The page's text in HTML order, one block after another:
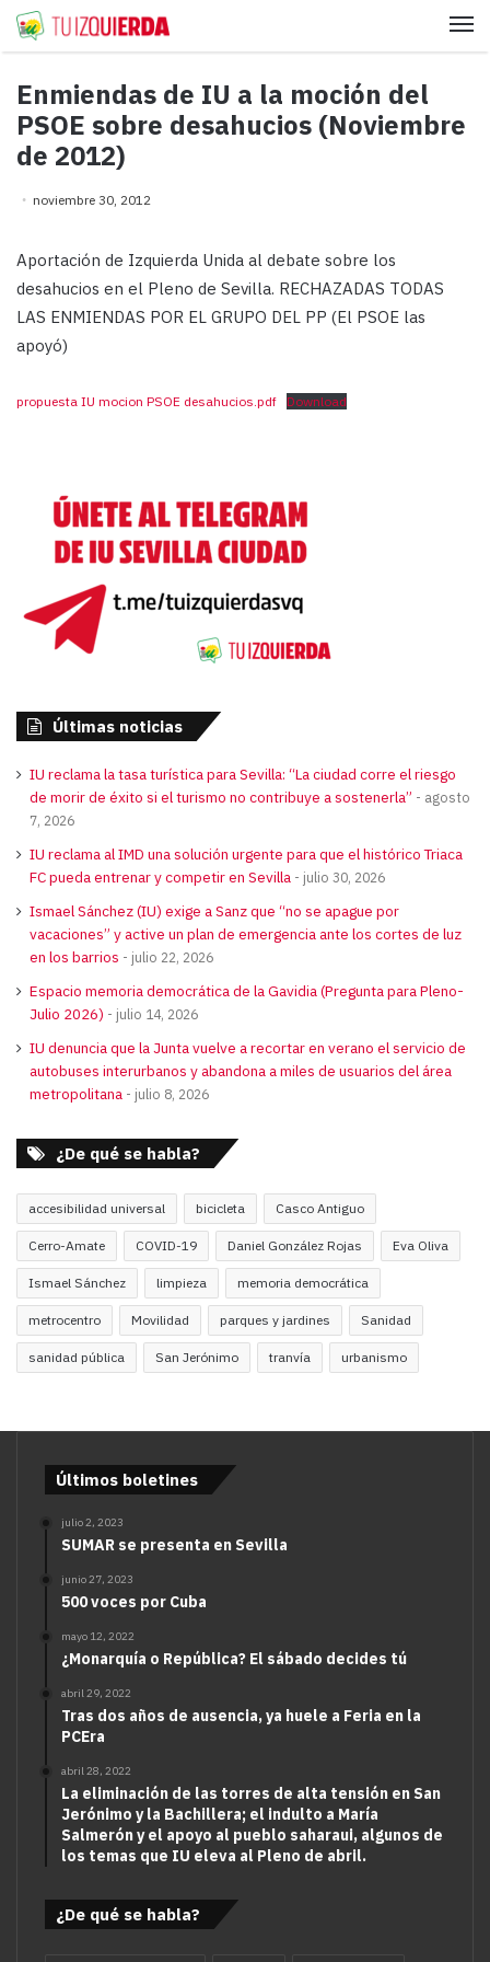
Enmiendas de IU a la moción del
PSOE sobre desahucios (Noviembre
de 2012)
noviembre 30, 2012
Aportación de Izquierda Unida al debate sobre los
desahucios en el Pleno de Sevilla. RECHAZADAS TODAS
LAS ENMIENDAS POR EL GRUPO DEL PP (El PSOE las
apoyó)
propuesta IU mocion PSOE desahucios.pdf Download
Últimas noticias
IU reclama la tasa turística para Sevilla: “La ciudad corre el riesgo
de morir de éxito si el turismo no contribuye a sostenerla”
agosto
7, 2026
IU reclama al IMD una solución urgente para que el histórico Triaca
FC pueda entrenar y competir en Sevilla
julio 30, 2026
Ismael Sánchez (IU) exige a Sanz que “no se apague por
vacaciones” y active un plan de emergencia ante los cortes de luz
en los barrios
julio 22, 2026
Espacio memoria democrática de la Gavidia (Pregunta para Pleno-
Julio 2026)
julio 14, 2026
IU denuncia que la Junta vuelve a recortar en verano el servicio de
autobuses interurbanos y abandona a miles de usuarios del área
metropolitana
julio 8, 2026
¿De qué se habla?
accesibilidad universal bicicleta Casco Antiguo
Cerro-Amate COVID-19 Daniel González Rojas Eva Oliva
Ismael Sánchez limpieza memoria democrática
metrocentro Movilidad parques y jardines Sanidad
sanidad pública San Jerónimo tranvía urbanismo
Últimos boletines
julio 2, 2023
SUMAR se presenta en Sevilla
junio 27, 2023
500 voces por Cuba
mayo 12, 2022
¿Monarquía o República? El sábado decides tú
abril 29, 2022
Tras dos años de ausencia, ya huele a Feria en la
PCEra
abril 28, 2022
La eliminación de las torres de alta tensión en San
Jerónimo y la Bachillera; el indulto a María
Salmerón y el apoyo al pueblo saharaui, algunos de
los temas que IU eleva al Pleno de abril.
¿De qué se habla?